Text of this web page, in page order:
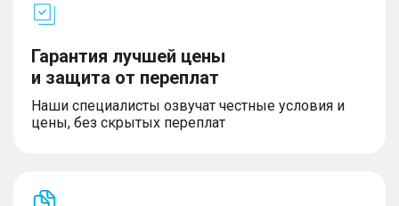
Гарантия лучшей цены
и защита от переплат
Наши специалисты озвучат честные условия и
цены, без скрытых переплат